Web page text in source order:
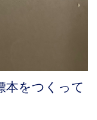
をつくって